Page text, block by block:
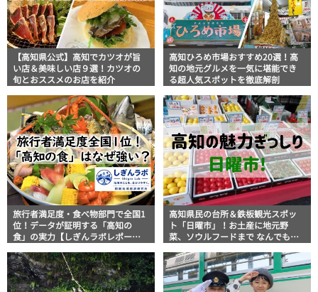
【高知県公式】高知でカツオが旨
い店＆美味しい店９選！カツオの
旬とおススメのお店を紹介
高知ひろめ市場おすすめ20選！高
知の地元グルメを一気に堪能でき
る超人気スポットを徹底解剖
旅行者満足度・食べ物部門で全国1
位！データが証明する「高知の
食」の実力【しぎんラボレポー
高知県民の台所＆鉄板観光スポッ
ト「日曜市」！お土産に地元野
菜、ソウルフードまで なんでもそ
説！